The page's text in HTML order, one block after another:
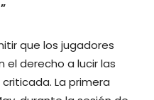
que los jugadores
el derecho a lucir las
La primera